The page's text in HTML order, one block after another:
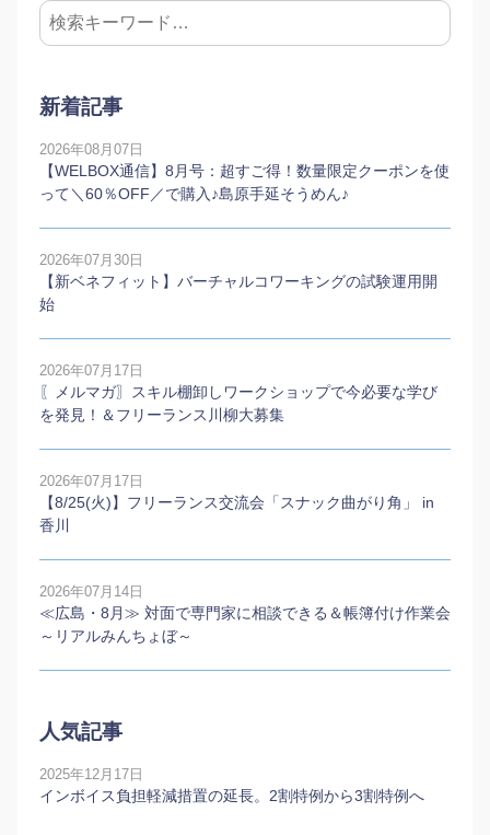
新着記事
2026年08月07日
【WELBOX通信】8月号：超すご得！数量限定クーポンを使
って＼60％OFF／で購入♪島原手延そうめん♪
2026年07月30日
【新ベネフィット】バーチャルコワーキングの試験運用開
始
2026年07月17日
〖メルマガ〗スキル棚卸しワークショップで今必要な学び
を発見！＆フリーランス川柳大募集
2026年07月17日
【8/25(火)】フリーランス交流会「スナック曲がり角」 in
香川
2026年07月14日
≪広島・8月≫ 対面で専門家に相談できる＆帳簿付け作業会
～リアルみんちょぼ～
人気記事
2025年12月17日
インボイス負担軽減措置の延長。2割特例から3割特例へ